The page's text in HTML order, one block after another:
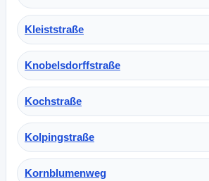
Kleiststraße
Knobelsdorffstraße
Kochstraße
Kolpingstraße
Kornblumenweg